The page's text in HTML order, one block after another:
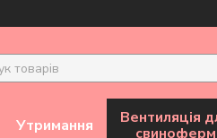
Утримання
Вентиляція
свиноферм